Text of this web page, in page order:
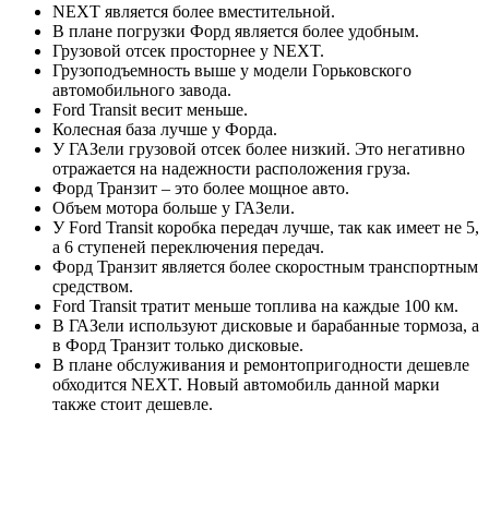
NEXT является более вместительной.
В плане погрузки Форд является более удобным.
Грузовой отсек просторнее у NEXT.
Грузоподъемность выше у модели Горьковского
автомобильного завода.
Ford Transit весит меньше.
Колесная база лучше у Форда.
У ГАЗели грузовой отсек более низкий. Это негативно
отражается на надежности расположения груза.
Форд Транзит – это более мощное авто.
Объем мотора больше у ГАЗели.
У Ford Transit коробка передач лучше, так как имеет не 5,
а 6 ступеней переключения передач.
Форд Транзит является более скоростным транспортным
средством.
Ford Transit тратит меньше топлива на каждые 100 км.
В ГАЗели используют дисковые и барабанные тормоза, а
в Форд Транзит только дисковые.
В плане обслуживания и ремонтопригодности дешевле
обходится NEXT. Новый автомобиль данной марки
также стоит дешевле.